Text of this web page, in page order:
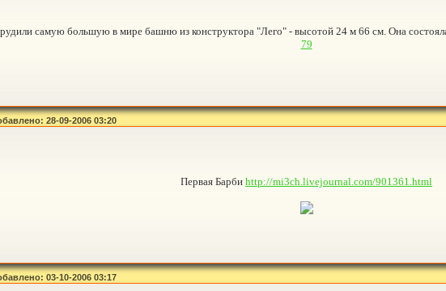
самую большую в мире башню из конструктора "Лего" - высотой 24 м 66 см. Она
79
28-09-2006 03:20
Первая Барби http://mi3ch.livejournal.com/901361.html
03-10-2006 03:17